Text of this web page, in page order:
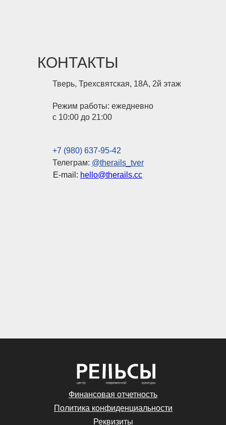
КОНТАКТЫ
Тверь, Трехсвятская, 18А, 2й этаж
Режим работы: ежедневно
с 10:00 до 21:00
+7 (980) 637-95-42
Телеграм: @therails_tver
E-mail: hello@therails.cc
Финансовая отчетность
Реквизиты
Политика конфиденциальности